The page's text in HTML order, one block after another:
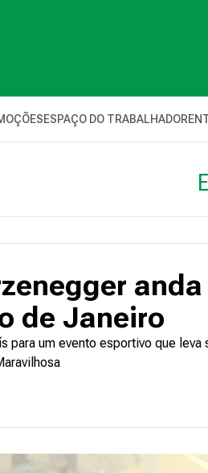
ESPAÇO DO TRABALHADOR
de Janeiro
para um evento esportivo que